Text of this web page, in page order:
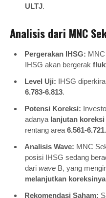
ULTJ.
Analisis dari MNC
Pergerakan IHSG:
IHSG akan bergerak
Level Uji: IHSG
6.783-6.813.
Potensi Koreksi:
adanya lanjutan
rentang area 6.561-6.721.
Analisis Wave: MNC
posisi IHSG sedang
dari wave B, yang
melanjutkan koreksinya
Rekomendasi Saham: